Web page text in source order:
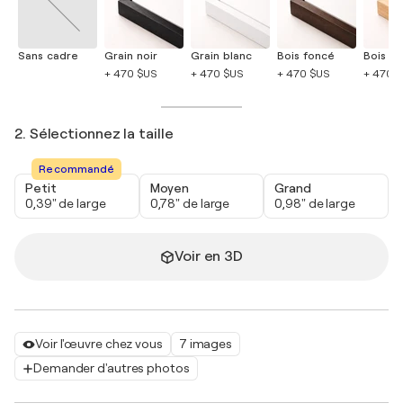
Voir l'œuvre chez vous
7 images
Demander d'autres photos
Sans cadre
Grain noir
+ 470 $US
Grain blanc
+ 470 $US
Bois foncé
+ 470 $US
Bois
+ 470
2. Sélectionnez la taille
Recommandé
Petit
0,39" de large
Moyen
0,78" de large
Grand
0,98" de large
Voir en 3D